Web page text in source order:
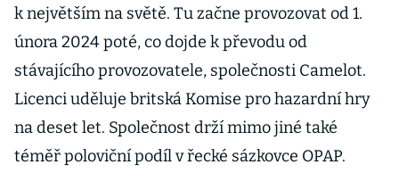
k největším na světě. Tu začne provozovat od 1.
února 2024 poté, co dojde k převodu od
stávajícího provozovatele, společnosti Camelot.
Licenci uděluje britská Komise pro hazardní hry
na deset let. Společnost drží mimo jiné také
téměř poloviční podíl v řecké sázkovce OPAP.